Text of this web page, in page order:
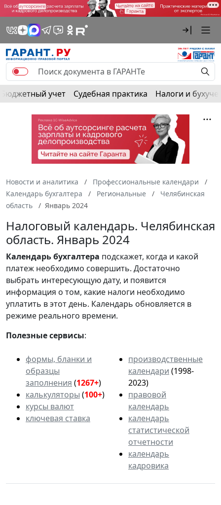
Бюджетный учет Судебная практика Налоги и
Новости и аналитика
Профессиональные календари
Календарь бухгалтера
Региональные
Челябинская
область
Январь 2024
Налоговый календарь. Челябинская
область. Январь 2024
Календарьбухгалтера подскажет, когда и какой
платеж необходимо совершить. Достаточно
выбрать интересующую дату, и появится
информация о том, какие налоги необходимо
уплатить в этот день. Календарь обновляется в
режиме реального времени.
Полезные сервисы:
формы, бланки и
образцы
заполнения (1267+)
калькуляторы (100+)
курсы валют
ключевая ставка
производственные
календари (1998-
2023)
правовой
календарь
календарь
статистической
отчетности
календарь
кадровика